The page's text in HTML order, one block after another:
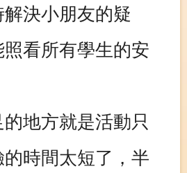
決小朋友的疑
看所有學生的安
地方就是活動只
時間太短了，半